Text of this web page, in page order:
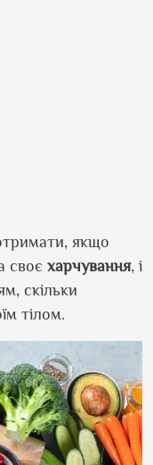
якщо
своє харчування, і
скільки
тілом.